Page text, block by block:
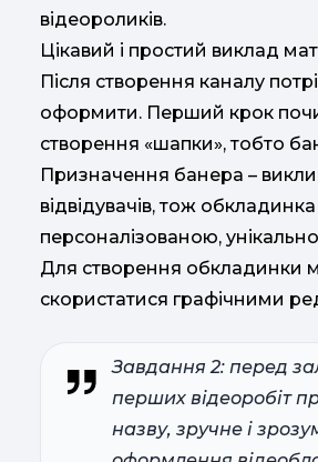
відеороликів.
Цікавий і простий виклад
Після створення каналу
оформити. Перший крок
створення «шапки», тобто
Призначення банера –
відвідувачів, тож
персоналізованою,
Для створення обкладинки
скористатися графічними
Завдання 2: перед
перших відеоробіт
назву, зручне і